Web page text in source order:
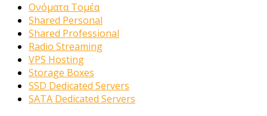
Ονόματα Τομέα
Shared Personal
Shared Professional
Radio Streaming
VPS Hosting
Storage Boxes
SSD Dedicated Servers
SATA Dedicated Servers